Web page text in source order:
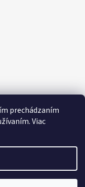
prechádzaním
Viac